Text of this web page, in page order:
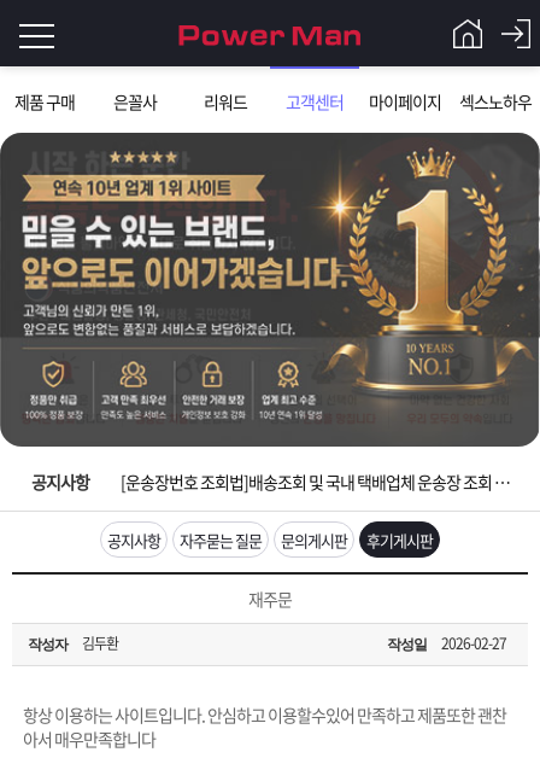
제품 구매 은꼴사 리워드 고객센터 마이페이지 섹스노하우
그
인
이
필
요
니
로
Q&A
파
워
맨
제
품
은
노
하
객
센
마
이
주
공지사항
입금확인이 안되는 상황을 대비해 꼭 입금후 고객센터 연락바랍니다.
[2026구정 연휴]설 연휴 배송 및 휴무 안내
[운송장번호 조회법]배송조회 및 국내 택배업체 운송장 조회 하는법
[ios앱 오픈]아이폰 고객 앱설치 가능합니다.
[무인택배함 이용 안내] 집 밖에 주소로 택배 받기
입금확인이 안되는 상황을 대비해 꼭 입금후 고객센터 연락바랍니다.
[2026구정 연휴]설 연휴 배송 및 휴무 안내
공지사항 자주묻는 질문 문의게시판 후기게시판
재주문
작성자 김두환 작성일 2026-02-27
항상 이용하는 사이트입니다. 안심하고 이용할수있어 만족하고 제품또한 괜찬
아서 매우만족합니다